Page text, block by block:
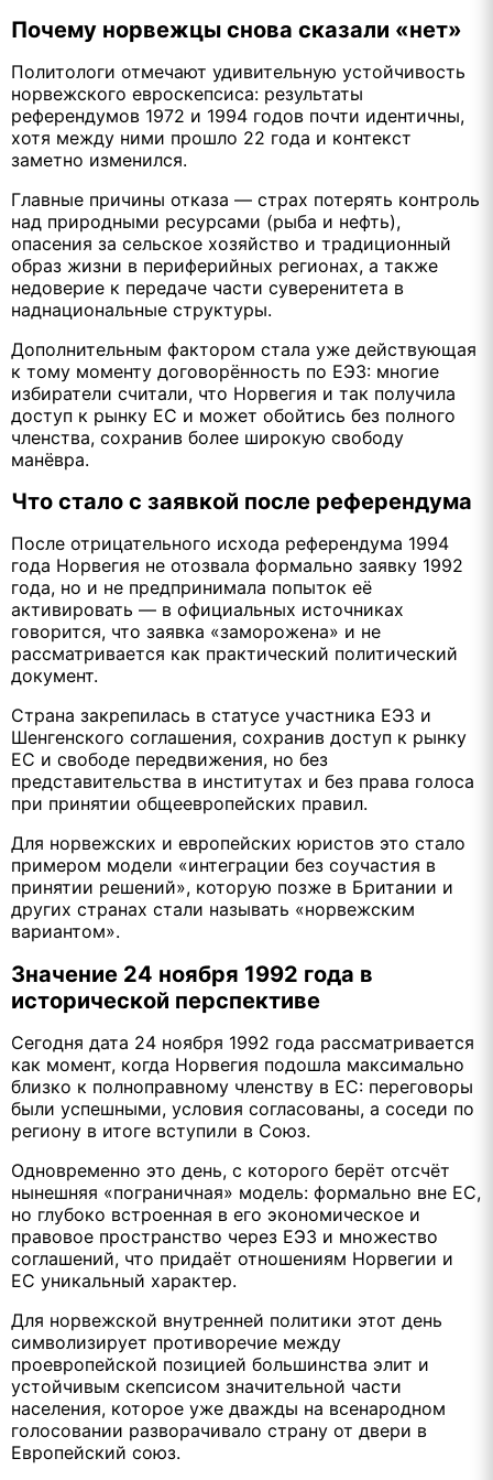
Почему норвежцы снова сказали «нет»
Политологи отмечают удивительную устойчивость
норвежского евроскепсиса: результаты
референдумов 1972 и 1994 годов почти идентичны,
хотя между ними прошло 22 года и контекст
заметно изменился.
Главные причины отказа — страх потерять контроль
над природными ресурсами (рыба и нефть),
опасения за сельское хозяйство и традиционный
образ жизни в периферийных регионах, а также
недоверие к передаче части суверенитета в
наднациональные структуры.
Дополнительным фактором стала уже действующая
к тому моменту договорённость по ЕЭЗ: многие
избиратели считали, что Норвегия и так получила
доступ к рынку ЕС и может обойтись без полного
членства, сохранив более широкую свободу
манёвра.
Что стало с заявкой после референдума
После отрицательного исхода референдума 1994
года Норвегия не отозвала формально заявку 1992
года, но и не предпринимала попыток её
активировать — в официальных источниках
говорится, что заявка «заморожена» и не
рассматривается как практический политический
документ.
Страна закрепилась в статусе участника ЕЭЗ и
Шенгенского соглашения, сохранив доступ к рынку
ЕС и свободе передвижения, но без
представительства в институтах и без права голоса
при принятии общеевропейских правил.
Для норвежских и европейских юристов это стало
примером модели «интеграции без соучастия в
принятии решений», которую позже в Британии и
других странах стали называть «норвежским
вариантом».
Значение 24 ноября 1992 года в
исторической перспективе
Сегодня дата 24 ноября 1992 года рассматривается
как момент, когда Норвегия подошла максимально
близко к полноправному членству в ЕС: переговоры
были успешными, условия согласованы, а соседи по
региону в итоге вступили в Союз.
Одновременно это день, с которого берёт отсчёт
нынешняя «пограничная» модель: формально вне ЕС,
но глубоко встроенная в его экономическое и
правовое пространство через ЕЭЗ и множество
соглашений, что придаёт отношениям Норвегии и
ЕС уникальный характер.
Для норвежской внутренней политики этот день
символизирует противоречие между
проевропейской позицией большинства элит и
устойчивым скепсисом значительной части
населения, которое уже дважды на всенародном
голосовании разворачивало страну от двери в
Европейский союз.